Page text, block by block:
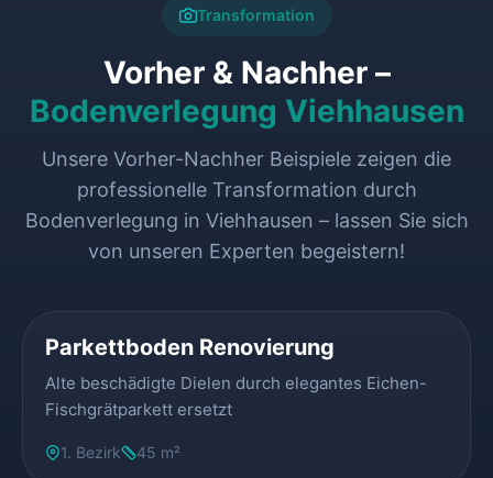
Transformation
Vorher & Nachher –
Bodenverlegung Viehhausen
Unsere Vorher-Nachher Beispiele zeigen die
professionelle Transformation durch
Bodenverlegung in Viehhausen – lassen Sie sich
von unseren Experten begeistern!
Parkettboden Renovierung
Alte beschädigte Dielen durch elegantes Eichen-
Fischgrätparkett ersetzt
1. Bezirk 45 m²